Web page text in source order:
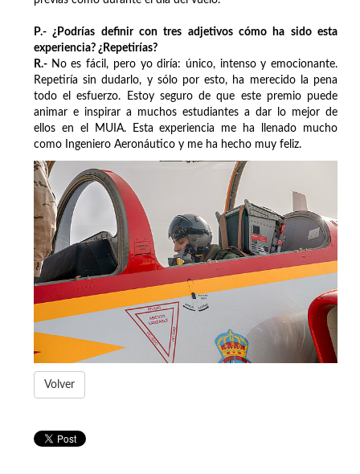
P.- ¿Podrías definir con tres adjetivos cómo ha sido esta
experiencia? ¿Repetirías?
R.- No es fácil, pero yo diría: único, intenso y emocionante.
Repetiría sin dudarlo, y sólo por esto, ha merecido la pena
todo el esfuerzo. Estoy seguro de que este premio puede
animar e inspirar a muchos estudiantes a dar lo mejor de
ellos en el MUIA. Esta experiencia me ha llenado mucho
como Ingeniero Aeronáutico y me ha hecho muy feliz.
Volver